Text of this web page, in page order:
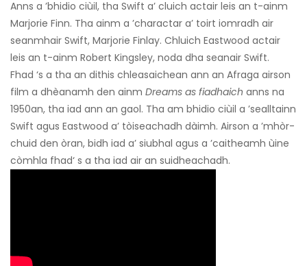
Anns a ’bhidio ciùil, tha Swift a’ cluich actair leis an t-ainm
Marjorie Finn. Tha ainm a ’charactar a’ toirt iomradh air
seanmhair Swift, Marjorie Finlay. Chluich Eastwood actair
leis an t-ainm Robert Kingsley, noda dha seanair Swift.
Fhad ‘s a tha an dithis chleasaichean ann an Afraga airson
film a dhèanamh den ainm Dreams as fiadhaich anns na
1950an, tha iad ann an gaol. Tha am bhidio ciùil a ’sealltainn
Swift agus Eastwood a’ tòiseachadh dàimh. Airson a ’mhòr-
chuid den òran, bidh iad a’ siubhal agus a ’caitheamh ùine
còmhla fhad‘ s a tha iad air an suidheachadh.